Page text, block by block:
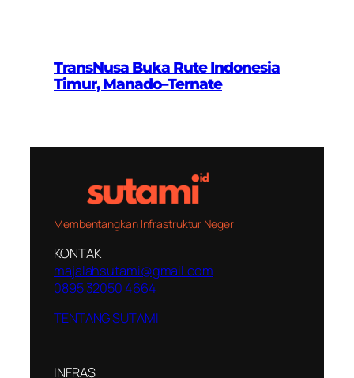
TransNusa Buka Rute Indonesia
Timur, Manado–Ternate
Membentangkan Infrastruktur Negeri
KONTAK
majalahsutami@gmail.com
0895 32050 4664
TENTANG SUTAMI
INFRAS